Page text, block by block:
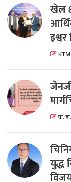
खेल
प्रा.
युद्ध